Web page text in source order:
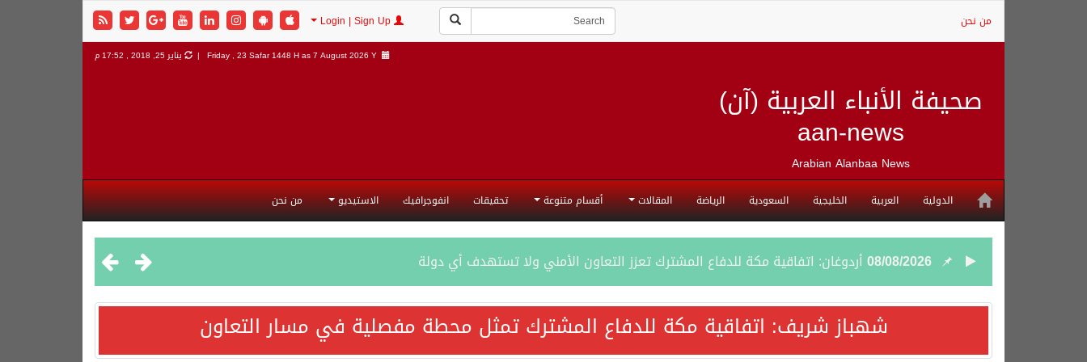
من نحن
صحيفة الأنباء العربية (آن)
aan-news
Arabian Alanbaa News
Friday , 23 Safar 1448 H as7 August 2026 Y | يناير 25, 2018 , 17:52 م
الدولية العربية الخليجية السعودية الرياضة المقالات أقسام متنوعة تحقيقات انفوجرافيك الاستيديو من نحن
08/08/2026 أردوغان: اتفاقية مكة للدفاع المشترك تعزز التعاون الأمني ولا تستهدف أي دولة
08/08/2026سمو وزير الخارجية : اتفاقية مكة تعكس الإرادة السياسية لحماية أمن المنطقة
شهباز شريف: اتفاقية مكة للدفاع المشترك تمثل محطة مفصلية في مسار التعاون